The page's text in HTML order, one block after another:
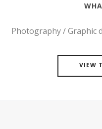
Photography / Graphic
VIEW